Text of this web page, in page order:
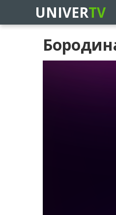
UNIVERTV